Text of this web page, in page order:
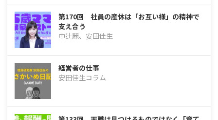
第170回 社員の産休は「お互い様」の精神で
支え合う
中辻麗、安田佳生
経営者の仕事
安田佳生コラム